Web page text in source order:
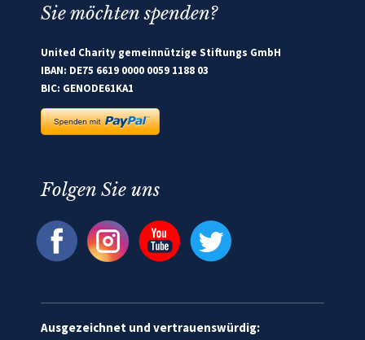
Sie möchten spenden?
United Charity gemeinnützige Stiftungs GmbH
IBAN: DE75 6619 0000 0059 1188 03
BIC: GENODE61KA1
Folgen Sie uns
Ausgezeichnet und vertrauenswürdig: